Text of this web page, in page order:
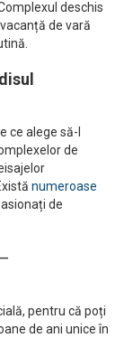
deschis
de vară
ce alege să-l
de
numeroase
de
pentru că poți
de ani unice în